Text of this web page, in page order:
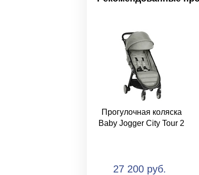
Прогулочная коляска
Baby Jogger City Tour 2
27 200 руб.